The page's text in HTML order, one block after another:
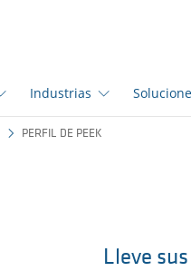
Industrias
PERFIL DE PEEK
Lleve